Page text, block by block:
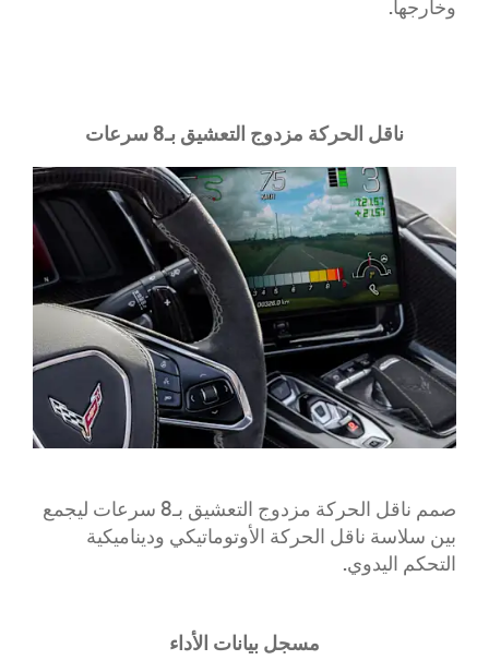
وخارجها.
ناقل الحركة مزدوج التعشيق بـ8 سرعات
صمم ناقل الحركة مزدوج التعشيق بـ8 سرعات ليجمع
بين سلاسة ناقل الحركة الأوتوماتيكي وديناميكية
التحكم اليدوي.
مسجل بيانات الأداء